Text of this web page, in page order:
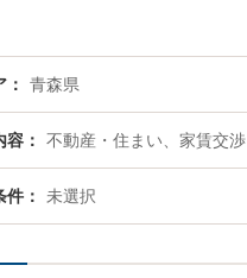
青森県
容 不動産・住まい、家賃交渉
件 未選択